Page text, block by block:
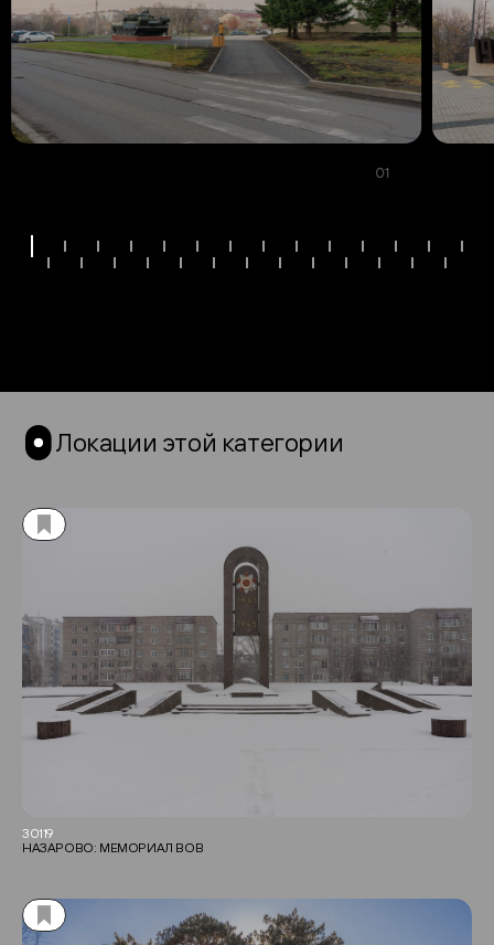
01
Локации этой категории
30119
НАЗАРОВО: МЕМОРИАЛ ВОВ